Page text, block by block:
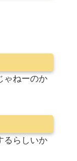
ゃねーのか
るらしいか